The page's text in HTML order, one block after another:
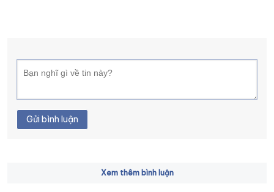
Gửi bình luận
Xem thêm bình luận